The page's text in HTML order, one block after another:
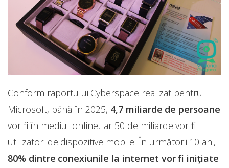
Conform raportului Cyberspace realizat pentru
Microsoft, până în 2025, 4,7 miliarde de persoane
vor fi în mediul online, iar 50 de miliarde vor fi
utilizatori de dispozitive mobile. În următorii 10 ani,
80% dintre conexiunile la internet vor fi inițiate